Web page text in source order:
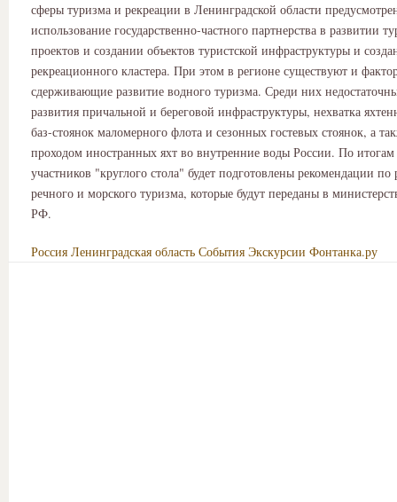
сферы туризма и рекреации в Ленинградской области
использование государственно-частного партнерства в развитии
проектов и создании объектов туристской инфраструктуры и
рекреационного кластера. При этом в регионе существуют и
сдерживающие развитие водного туризма. Среди них
развития причальной и береговой инфраструктуры, нехватка
баз-стоянок маломерного флота и сезонных гостевых стоянок, а
проходом иностранных яхт во внутренние воды России. По итогам
участников "круглого стола" будет подготовлены рекомендации по
речного и морского туризма, которые будут переданы в
РФ.
Россия Ленинградская область События Экскурсии Фонтанка.ру